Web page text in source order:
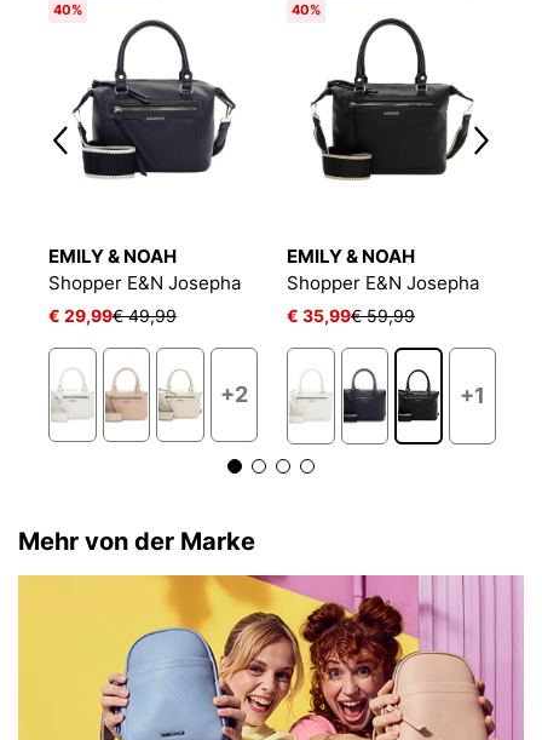
40%
EMILY & NOAH
Shopper E&N Josepha
€ 29,99€ 49,99
+2
40%
EMILY & NOAH
Shopper E&N Josepha
€ 35,99€ 59,99
+1
Mehr von der Marke